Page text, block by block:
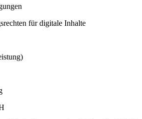
für digitale Inhalte